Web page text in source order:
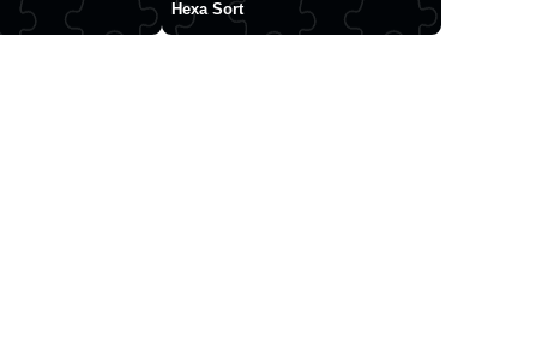
Hexa Sort